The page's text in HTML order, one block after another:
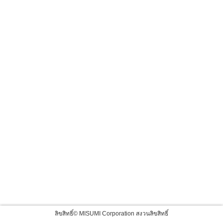
ลิขสิทธิ์© MISUMI Corporation สงวนลิขสิทธิ์